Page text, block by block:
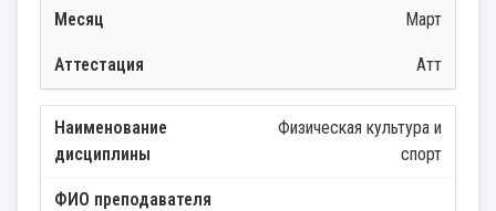
Март
Атт
Физическая культура и
спорт